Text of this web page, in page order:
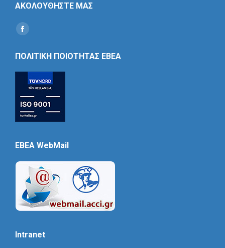
ΑΚΟΛΟΥΘΗΣΤΕ ΜΑΣ
Find us on:
Social
ΠΟΛΙΤΙΚΗ ΠΟΙΟΤΗΤΑΣ ΕΒΕΑ
EBEA WebMail
Intranet